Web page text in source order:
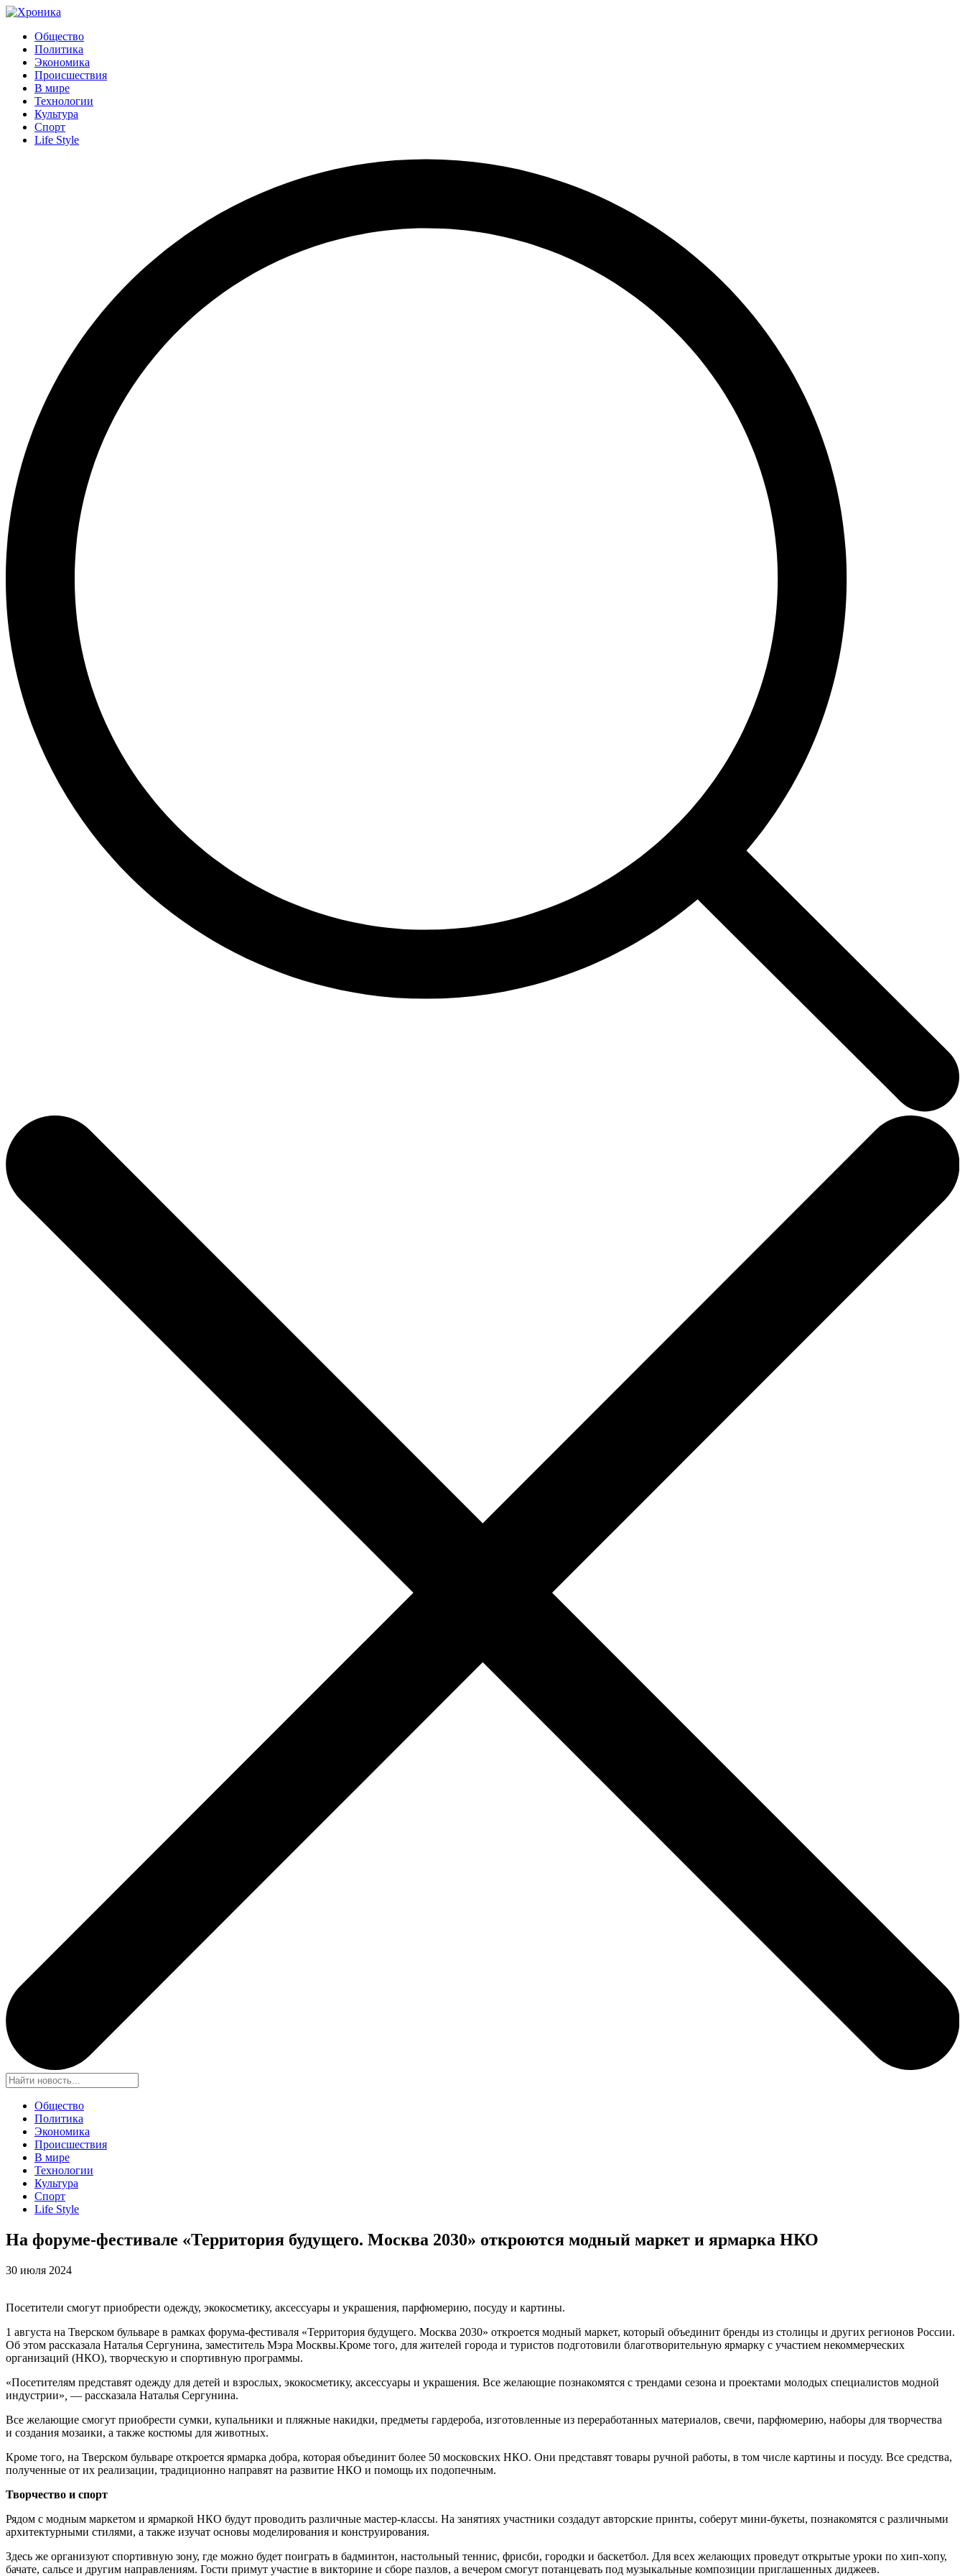
Общество
Политика
Экономика
Происшествия
В мире
Технологии
Культура
Спорт
Life Style
Общество
Политика
Экономика
Происшествия
В мире
Технологии
Культура
Спорт
Life Style
На форуме-фестивале «Территория будущего. Москва 2030» откроются модный маркет и ярмарка НКО
30 июля 2024
Посетители смогут приобрести одежду, экокосметику, аксессуары и украшения, парфюмерию, посуду и картины.
1 августа на Тверском бульваре в рамках форума-фестиваля «Территория будущего. Москва 2030» откроется модный маркет, который объединит бренды из столицы и других регионов России.
Об этом рассказала Наталья Сергунина, заместитель Мэра Москвы.Кроме того, для жителей города и туристов подготовили благотворительную ярмарку с участием некоммерческих
организаций (НКО), творческую и спортивную программы.
«Посетителям представят одежду для детей и взрослых, экокосметику, аксессуары и украшения. Все желающие познакомятся с трендами сезона и проектами молодых специалистов модной
индустрии» — рассказала Наталья Сергунина.
Все желающие смогут приобрести сумки, купальники и пляжные накидки, предметы гардероба, изготовленные из переработанных материалов, свечи, парфюмерию, наборы для творчества
и создания мозаики, а также костюмы для животных.
Кроме того, на Тверском бульваре откроется ярмарка добра, которая объединит более 50 московских НКО. Они представят товары ручной работы, в том числе картины и посуду. Все средства,
полученные от их реализации, традиционно направят на развитие НКО и помощь их подопечным.
Творчество и спорт
Рядом с модным маркетом и ярмаркой НКО будут проводить различные мастер-классы. На занятиях участники создадут авторские принты, соберут мини-букеты, познакомятся с различными
архитектурными стилями, а также изучат основы моделирования и конструирования.
Здесь же организуют спортивную зону, где можно будет поиграть в бадминтон, настольный теннис, фрисби, городки и баскетбол. Для всех желающих проведут открытые уроки по хип-хопу,
бачате, сальсе и другим направлениям. Гости примут участие в викторине и сборе пазлов, а вечером смогут потанцевать под музыкальные композиции приглашенных диджеев.